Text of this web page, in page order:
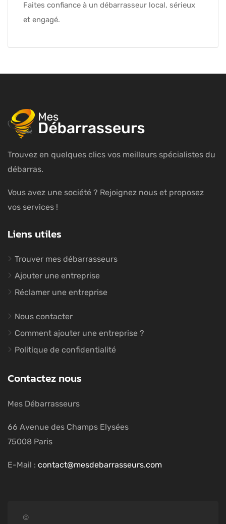
Faites confiance à un débarrasseur local, sérieux
et engagé.
Trouvez en quelques clics vos meilleurs spécialistes du
débarras.
Vous avez une société ? Rejoignez nous et proposez
vos services !
Liens utiles
Trouver mes débarrasseurs
Ajouter une entreprise
Réclamer une entreprise
Nous contacter
Comment ajouter une entreprise ?
Politique de confidentialité
Contactez nous
Mes Débarrasseurs
66 Avenue des Champs Elysées
75008 Paris
E-Mail : contact@mesdebarrasseurs.com
©